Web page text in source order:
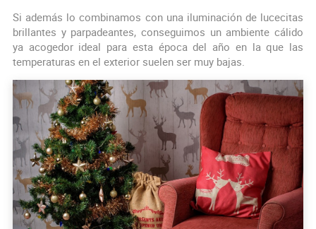
Si además lo combinamos con una iluminación de lucecitas
brillantes y parpadeantes, conseguimos un ambiente cálido
ya acogedor ideal para esta época del año en la que las
temperaturas en el exterior suelen ser muy bajas.